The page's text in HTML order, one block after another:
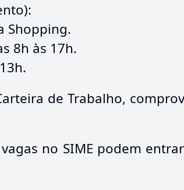
Shopping.
8h às 17h.
de Trabalho,
no SIME podem